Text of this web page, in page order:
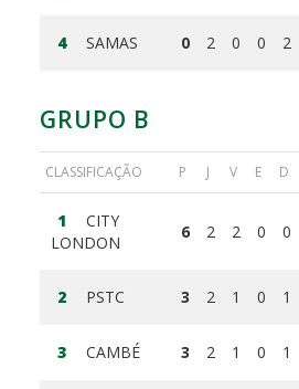
4 SAMAS 0 2 0 0 2
GRUPO B
CLASSIFICAÇÃO P J V E D
1
CITY
LONDON
6 2 2 0 0
2 PSTC 3 2 1 0 1
3 CAMBÉ 3 2 1 0 1